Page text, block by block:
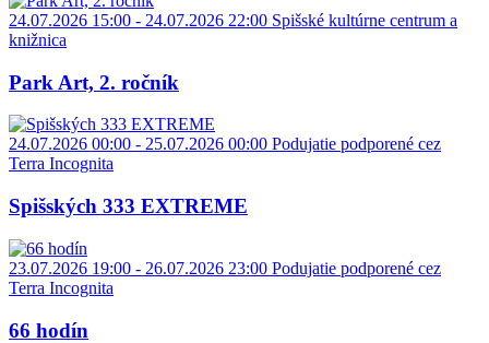
24.07.2026 15:00 - 24.07.2026 22:00 Spišské kultúrne centrum a
knižnica
Park Art, 2. ročník
24.07.2026 00:00 - 25.07.2026 00:00 Podujatie podporené cez
Terra Incognita
Spišských 333 EXTREME
23.07.2026 19:00 - 26.07.2026 23:00 Podujatie podporené cez
Terra Incognita
66 hodín